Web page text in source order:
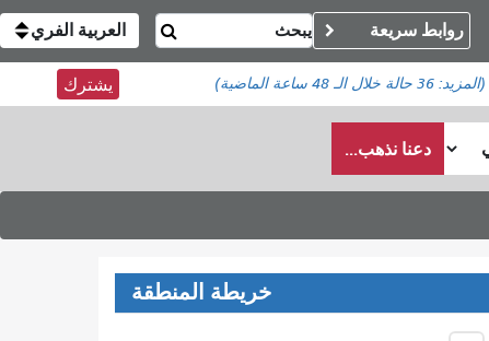
روابط سريعة العربية الفري
(المزيد:36 حالة خلال الـ 48 ساعة الماضية) يشترك
دعنا نذهب...
خريطة المنطقة